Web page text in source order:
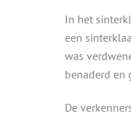
In het sinter
een
was
benaderd en
De